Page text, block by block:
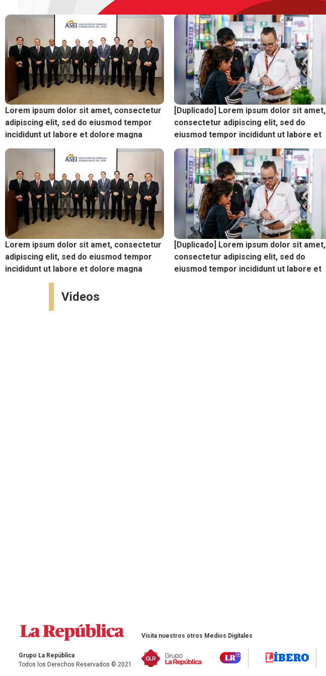
Lorem ipsum dolor sit amet, consectetur
adipiscing elit, sed do eiusmod tempor
incididunt ut labore et dolore magna
[Duplicado] Lorem ipsum dolor sit amet,
consectetur adipiscing elit, sed do
eiusmod tempor incididunt ut labore et
dolore
Lorem ipsum dolor sit amet, consectetur
adipiscing elit, sed do eiusmod tempor
incididunt ut labore et dolore magna
[Duplicado] Lorem ipsum dolor sit amet,
consectetur adipiscing elit, sed do
eiusmod tempor incididunt ut labore et
Videos
Grupo La República
Todos los Derechos Reservados © 2021
Visita nuestros otros Medios Digitales